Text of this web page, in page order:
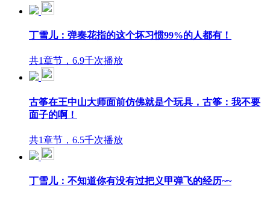
丁雪儿：弹奏花指的这个坏习惯99%的人都有！
共1章节，6.9千次播放
古筝在王中山大师面前仿佛就是个玩具，古筝：我不要
面子的啊！
共1章节，6.5千次播放
丁雪儿：不知道你有没有过把义甲弹飞的经历~~